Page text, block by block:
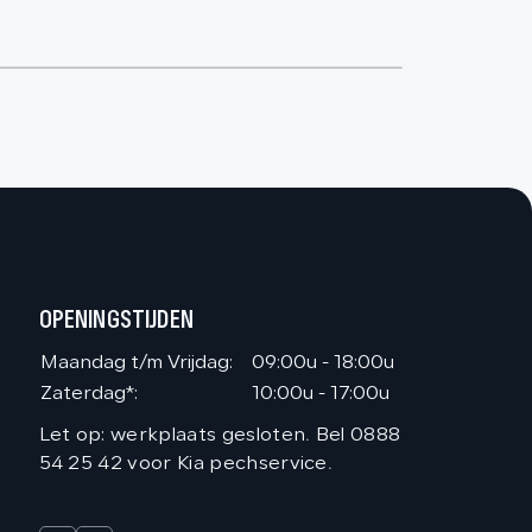
OPENINGSTIJDEN
Maandag t/m Vrijdag:
09:00u - 18:00u
Zaterdag*:
10:00u - 17:00u
Let op: werkplaats gesloten. Bel 0888
54 25 42 voor Kia pechservice.